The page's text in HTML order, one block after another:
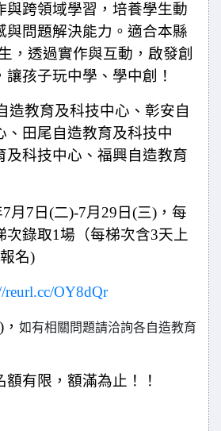
與跨領域學習，培養學生動
與問題解決能力。適合本縣
，透過實作與互動，啟發創
孩子玩中學、學中創！
造教育及科技中心、彰安自
、田尾自造教育及科技中
及科技中心、福興自造教育
7月7日(二)-7月29日(三)，每
次錄取1場（每梯次含3天上
名)
reurl.cc/OY8dQr
如有相關問題請洽詢各自造教育
有限，額滿為止！！